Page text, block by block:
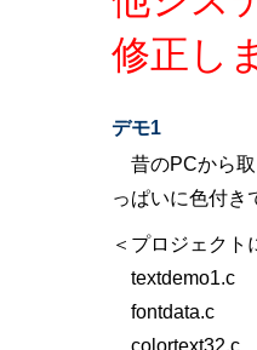
修正し
デモ1
昔のPCから取
っぱいに色付き
＜プロジェクト
textdemo1.c
fontdata.c
colortext32.c